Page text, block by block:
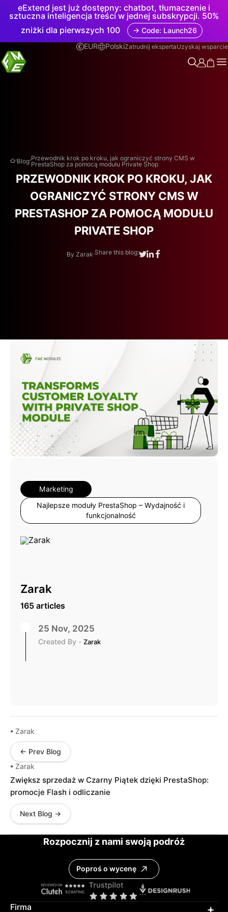
eExtend jest już dostępny: chatbot, tłumaczenie i
sztuczna inteligencja treści w jednej subskrypcji. 50%
zniżki dla pierwszych 100
→ Code: Launch26
EUR
PolskiZatrudnij ekspertaUzyskaj wsparcie
.Blog.Przewodnik krok po kroku, jak ograniczyć strony CMS w
PrestaShop za pomocą modułu Private Shop
PRZEWODNIK KROK PO KROKU, JAK
OGRANICZYĆ STRONY CMS W
PRESTASHOP ZA POMOCĄ MODUŁU
PRIVATE SHOP
By Zarak.Share this blog:
Marketing
Najlepsze moduły PrestaShop – Wydajność i
funkcjonalność
Zarak
165 articles
25 Nov, 2025
Created By - Zarak
• Zarak
← Prev Blog
• Zarak
Zwiększ sprzedaż w Czarny Piątek dzięki PrestaShop:
promocje Flash i odliczanie
Next Blog →
Rozpocznij z nami swoją podróż
Poproś o wycenę
Firma